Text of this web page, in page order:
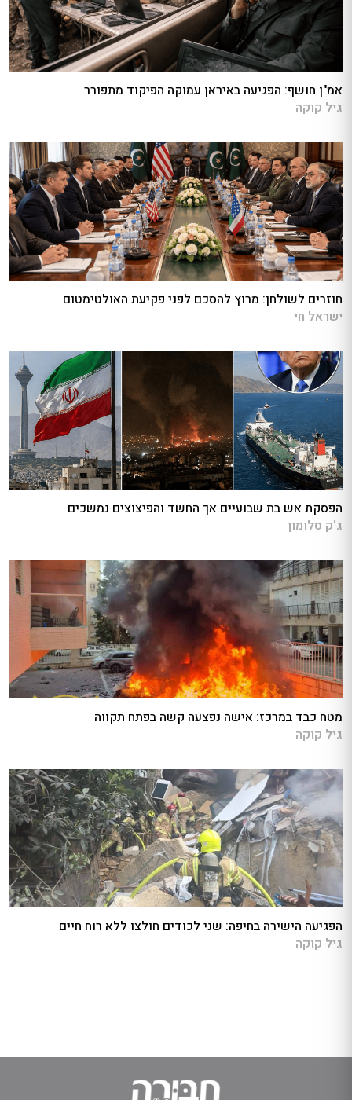
אמ"ן חושף: הפגיעה באיראן עמוקה הפיקוד מתפורר
גיל קוקה
חוזרים לשולחן: מרוץ להסכם לפני פקיעת האולטימטום
ישראל חי
הפסקת אש בת שבועיים אך החשד והפיצוצים נמשכים
ג'ק סלומון
מטח כבד במרכז: אישה נפצעה קשה בפתח תקווה
גיל קוקה
הפגיעה הישירה בחיפה: שני לכודים חולצו ללא רוח חיים
גיל קוקה